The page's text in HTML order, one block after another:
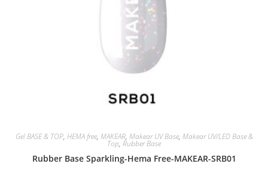
Gel BASE & TOP, HEMA free, MAKEAR, Makear UV Base, Makear UV/LED Base &
Top, Rubber Base
Rubber Base Sparkling-Hema Free-MAKEAR-SRB01